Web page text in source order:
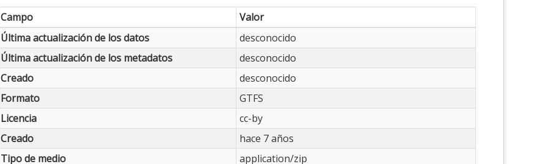
Campo
Valor
Última actualización de los datos
desconocido
Última actualización de los metadatos
desconocido
Creado
desconocido
Formato
GTFS
Licencia
cc-by
Creado
hace 7 años
Tipo de medio
application/zip